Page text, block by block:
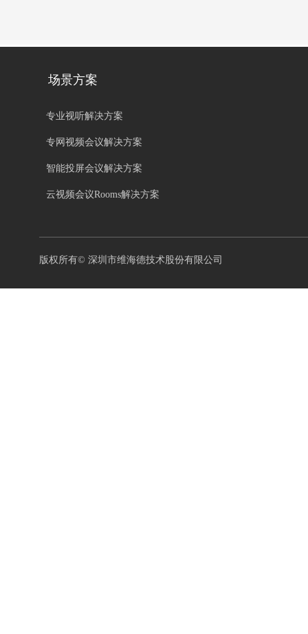
场景方案
专业视听解决方案
专网视频会议解决方案
智能投屏会议解决方案
云视频会议Rooms解决方案
版权所有© 深圳市维海德技术股份有限公司